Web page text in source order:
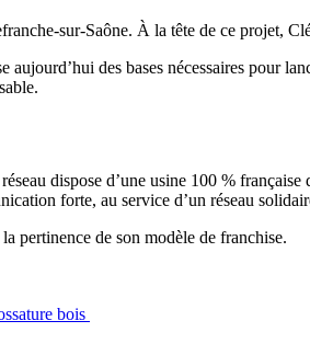
sur-Saône. À la tête de ce projet,
des bases nécessaires pour
dispose d’une usine 100 %
forte, au service d’un réseau
pertinence de son modèle de franchise.
bois